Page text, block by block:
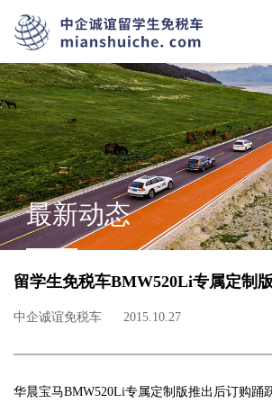
最新动态
留学生免税车BMW520Li专属定制
中企诚谊免税车 2015.10.27
华晨宝马BMW520Li专属定制版推出后订购踊